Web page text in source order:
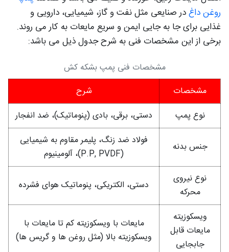
روغن داغدر صنایعی مثل نفت و گاز، شیمیایی، دارویی و
غذایی برای جا به جایی ایمن و سریع مایعات به کار می روند.
برخی از این مشخصات فنی به شرح جدول ذیل می باشد:
مشخصات فنی پمپ بشکه کش
مشخصات
شرح
نوع پمپ
دستی، برقی، بادی (پنوماتیک)، ضد انفجار
جنس بدنه
فولاد ضد زنگ، پلیمر مقاوم به شیمیایی
(P.P, PVDF)، آلومینیوم
نوع نیروی
محرکه
دستی، الکتریکی، پنوماتیک هوای فشرده
ویسکوزیته
مایعات قابل
جابجایی
مایعات با ویسکوزیته کم تا مایعات با
ویسکوزیته بالا (مثل روغن ها و گریس ها)